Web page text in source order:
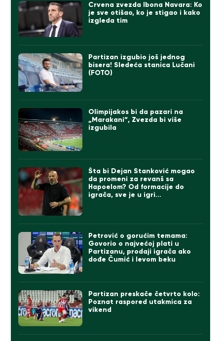
Crvena zvezda Ibona Navara: Ko
je sve otišao, ko je stigao i kako
izgleda tim
Partizan izgubio još jednog
bisera! Sledeća stanica Lučani
(FOTO)
Olimpijakos bi da pazari na
„Marakani“, Zvezda bi više
izgubila
Šta bi Dejan Stanković mogao
da promeni za revanš sa
Hapoelom? Od formacije do
igrača, sve je u igri…
Petrović o gorućim temama:
Govorio o najvećoj plati u
Partizanu, prodaji igrača ako
dođe Čumić i levom beku
Partizan preskače četvrto kolo:
Poznat raspored utakmica za
vikend